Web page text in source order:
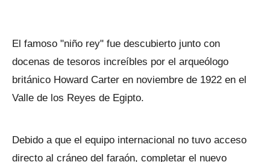
El famoso "niño rey" fue descubierto junto con
docenas de tesoros increíbles por el arqueólogo
británico Howard Carter en noviembre de 1922 en el
Valle de los Reyes de Egipto.
Debido a que el equipo internacional no tuvo acceso
directo al cráneo del faraón, completar el nuevo